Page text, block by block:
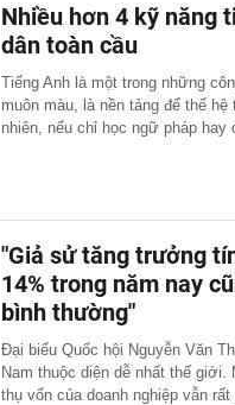
Nhiều hơn 4 kỹ năng
dân toàn cầu
Tiếng Anh là một trong những
muôn màu, là nền tảng để thế
nhiên, nếu chỉ học ngữ pháp
"Giả sử tăng trưởng
14% trong năm nay
bình thường"
Đại biểu Quốc hội Nguyễn Văn
Nam thuộc diện dễ nhất thế
thụ vốn của doanh nghiệp vẫn